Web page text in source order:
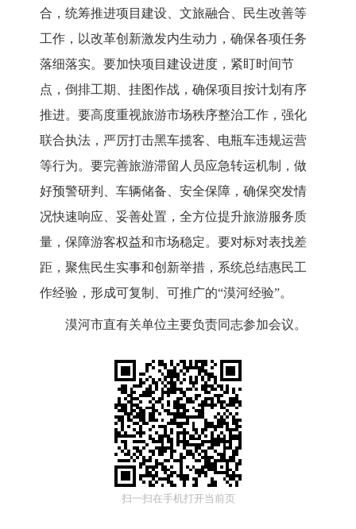
合，统筹推进项目建设 、文旅融合、民生改善等
工作，以改革创新激发内生动力，确保各项任务
落细落实。要加快项目建设进度，紧盯时间节
点，倒排工期、挂图作战，确保项目按计划有序
推进。 要高度重视旅游市场秩序整治工作，强化
联合执法，严厉打击黑车揽客、电瓶车违规运营
等行为。要完善旅游滞留人员应急转运机制，做
好预警研判、车辆储备、安全保障，确保突发情
况快速响应、妥善处置，全方位提升旅游服务质
量，保障游客权益和市场稳定。 要对标对表找差
距，聚焦民生实事和创新举措，系统总结惠民工
作经验，形成可复制、可推广的“漠河经验”。
漠河市直有关单位主要负责同志参加会议。
扫一扫在手机打开当前页